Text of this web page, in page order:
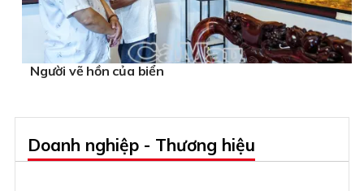
Người vẽ hồn của biển
Doanh nghiệp - Thương hiệu